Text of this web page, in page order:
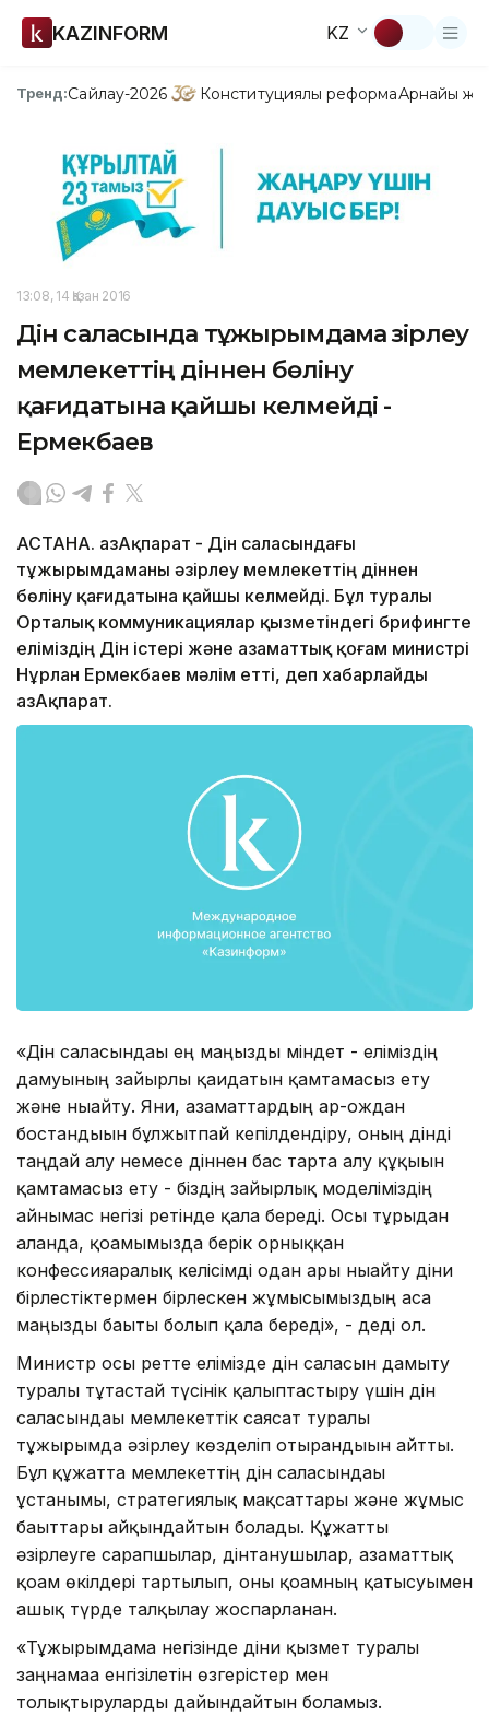
KAZINFORM KZ
Тренд:Сайлау-2026 Конституциялық реформаАрнайы
13:08, 14 Қазан 2016
Дін саласында тұжырымдама әзірлеу
мемлекеттің діннен бөліну
қағидатына қайшы келмейді -
Ермекбаев
АСТАНА. ҚазАқпарат - Дін саласындағы
тұжырымдаманы әзірлеу мемлекеттің діннен
бөліну қағидатына қайшы келмейді. Бұл туралы
Орталық коммуникациялар қызметіндегі брифингте
еліміздің Дін істері және азаматтық қоғам министрі
Нұрлан Ермекбаев мәлім етті, деп хабарлайды
ҚазАқпарат.
«Дін саласындағы ең маңызды міндет - еліміздің
дамуының зайырлы қағидатын қамтамасыз ету
және нығайту. Яғни, азаматтардың ар-ождан
бостандығын бұлжытпай кепілдендіру, оның дінді
таңдай алу немесе діннен бас тарта алу құқығын
қамтамасыз ету - біздің зайырлық моделіміздің
айнымас негізі ретінде қала береді. Осы тұрғыдан
алғанда, қоғамымызда берік орныққан
конфессияаралық келісімді одан ары нығайту діни
бірлестіктермен бірлескен жұмысымыздың аса
маңызды бағыты болып қала береді», - деді ол.
Министр осы ретте елімізде дін саласын дамыту
туралы тұтастай түсінік қалыптастыру үшін дін
саласындағы мемлекеттік саясат туралы
тұжырымда әзірлеу көзделіп отырғандығын айтты.
Бұл құжатта мемлекеттің дін саласындағы
ұстанымы, стратегиялық мақсаттары және жұмыс
бағыттары айқындайтын болады. Құжатты
әзірлеуге сарапшылар, дінтанушылар, азаматтық
қоғам өкілдері тартылып, оны қоғамның қатысуымен
ашық түрде талқылау жоспарланған.
«Тұжырымдама негізінде діни қызмет туралы
заңнамаға енгізілетін өзгерістер мен
толықтыруларды дайындайтын боламыз.